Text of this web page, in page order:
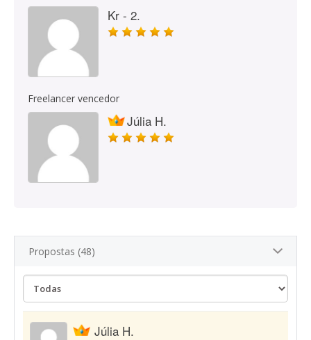
Kr - 2.
Freelancer vencedor
Júlia H.
Propostas (48)
Júlia H.